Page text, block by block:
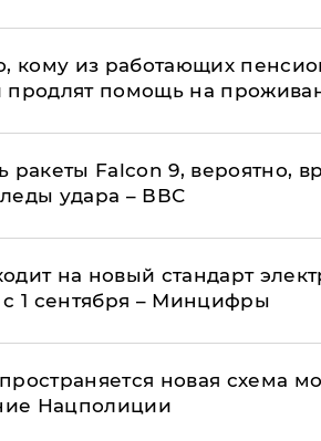
кому из работающих
продлят помощь на
ракеты Falcon 9, вероятно,
удара – ВВС
на новый стандарт
с 1 сентября – Минцифры
новая схема
Нацполиции